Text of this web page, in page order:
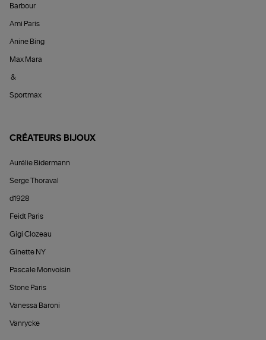
Barbour
Ami Paris
Anine Bing
Max Mara
&
Sportmax
CRÉATEURS BIJOUX
Aurélie Bidermann
Serge Thoraval
d1928
Feidt Paris
Gigi Clozeau
Ginette NY
Pascale Monvoisin
Stone Paris
Vanessa Baroni
Vanrycke